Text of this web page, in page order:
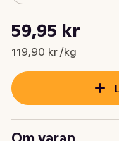
Nuvarande pris är:
59,95 kr
119,90 kr /kg
Styckpris: 119,90 kr /